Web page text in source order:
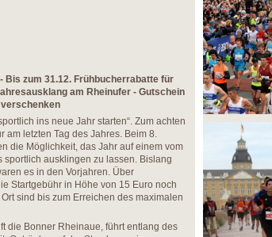
Bis zum 31.12. Frühbucherrabatte für
am Rheinufer - Gutschein
ins neue Jahr starten“. Zum achten
am letzten Tag des Jahres. Beim 8.
die Möglichkeit, das Jahr auf einem vom
sportlich ausklingen zu lassen. Bislang
es in den Vorjahren. Über
Startgebühr in Höhe von 15 Euro noch
sind bis zum Erreichen des maximalen
die Bonner Rheinaue, führt entlang des